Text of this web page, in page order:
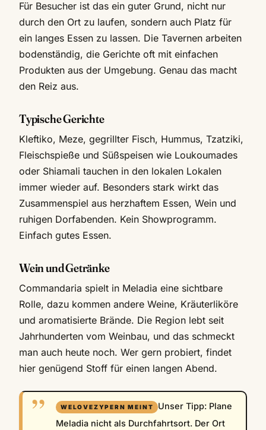
Für Besucher ist das ein guter Grund, nicht nur
durch den Ort zu laufen, sondern auch Platz für
ein langes Essen zu lassen. Die Tavernen arbeiten
bodenständig, die Gerichte oft mit einfachen
Produkten aus der Umgebung. Genau das macht
den Reiz aus.
Typische Gerichte
Kleftiko, Meze, gegrillter Fisch, Hummus, Tzatziki,
Fleischspieße und Süßspeisen wie Loukoumades
oder Shiamali tauchen in den lokalen Lokalen
immer wieder auf. Besonders stark wirkt das
Zusammenspiel aus herzhaftem Essen, Wein und
ruhigen Dorfabenden. Kein Showprogramm.
Einfach gutes Essen.
Wein und Getränke
Commandaria spielt in Meladia eine sichtbare
Rolle, dazu kommen andere Weine, Kräuterliköre
und aromatisierte Brände. Die Region lebt seit
Jahrhunderten vom Weinbau, und das schmeckt
man auch heute noch. Wer gern probiert, findet
hier genügend Stoff für einen langen Abend.
Unser Tipp: Plane
Meladia nicht als Durchfahrtsort. Der Ort